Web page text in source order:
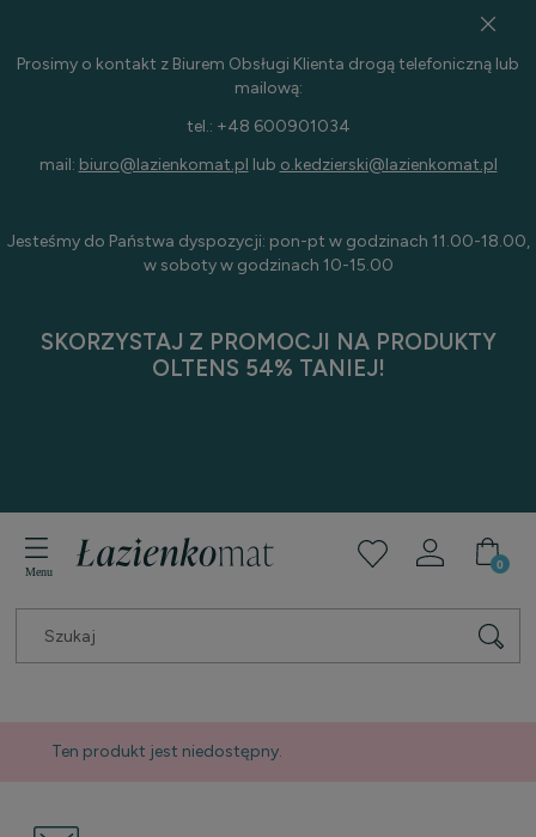
Prosimy o kontakt z Biurem Obsługi Klienta drogą telefoniczną lub
mailową:
tel.: +48 600901034
mail: biuro@lazienkomat.pl lub o.kedzierski@lazienkomat.pl
Jesteśmy do Państwa dyspozycji: pon-pt w godzinach 11.00-18.00,
w soboty w godzinach 10-15.00
SKORZYSTAJ Z PROMOCJI NA PRODUKTY
OLTENS 54% TANIEJ!
Ten produkt jest niedostępny.